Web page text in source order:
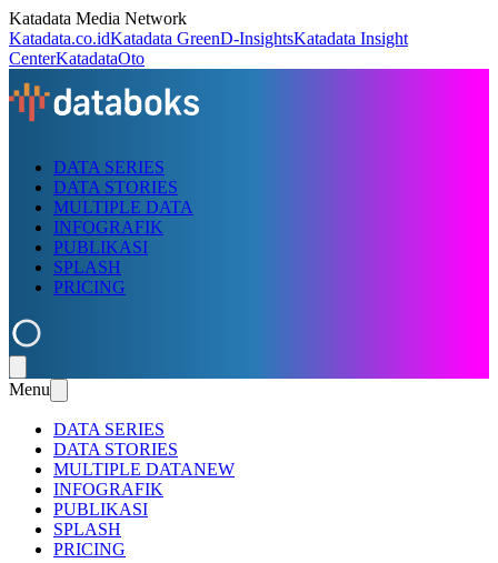
Katadata Media Network
Katadata.co.idKatadata GreenD-InsightsKatadata Insight
CenterKatadataOto
DATA SERIES
DATA STORIES
MULTIPLE DATA
INFOGRAFIK
PUBLIKASI
SPLASH
PRICING
Menu
DATA SERIES
DATA STORIES
MULTIPLE DATANEW
INFOGRAFIK
PUBLIKASI
SPLASH
PRICING